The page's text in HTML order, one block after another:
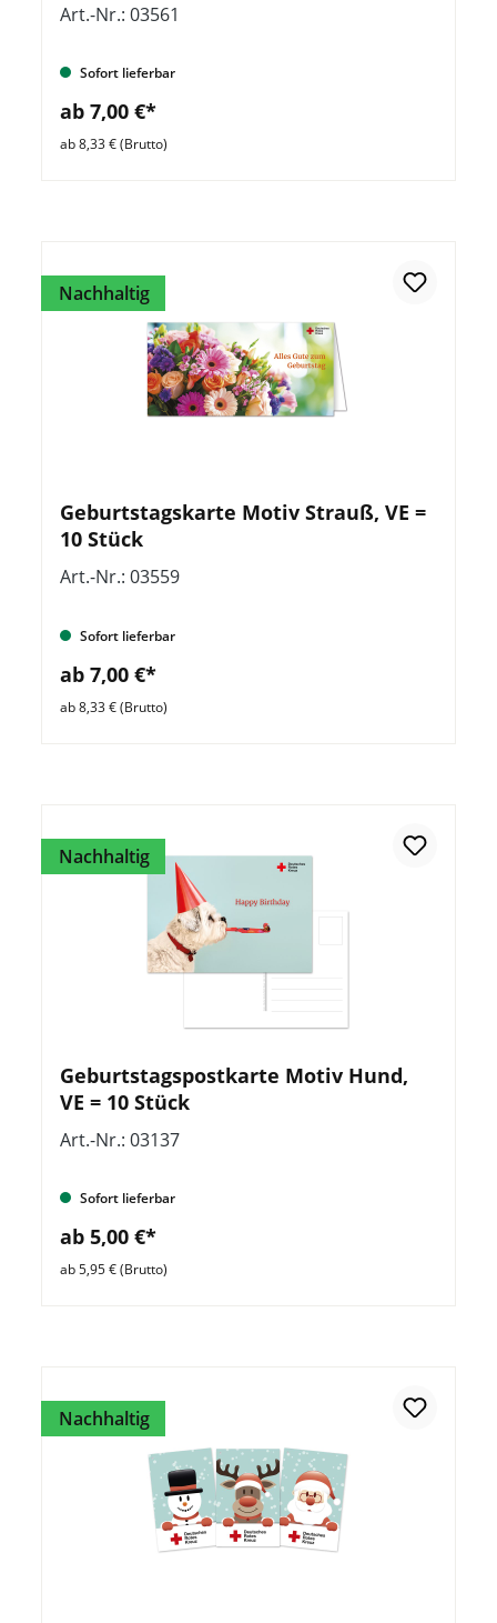
Art.-Nr.: 03561
Sofort lieferbar
ab 7,00 €*
ab 8,33 € (Brutto)
Nachhaltig
Geburtstagskarte Motiv Strauß, VE =
10 Stück
Art.-Nr.: 03559
Sofort lieferbar
ab 7,00 €*
ab 8,33 € (Brutto)
Nachhaltig
Geburtstagspostkarte Motiv Hund,
VE = 10 Stück
Art.-Nr.: 03137
Sofort lieferbar
ab 5,00 €*
ab 5,95 € (Brutto)
Nachhaltig